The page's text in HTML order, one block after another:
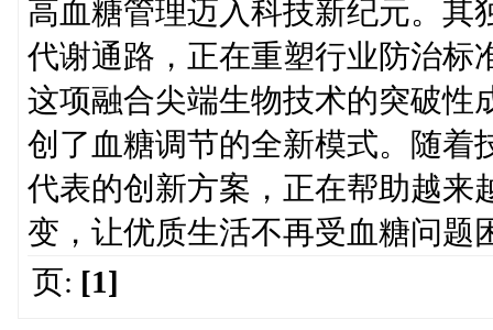
高血糖管理迈入科技新纪元。其
代谢通路，正在重塑行业防治标
这项融合尖端生物技术的突破性
创了血糖调节的全新模式。随着
代表的创新方案，正在帮助越来
变，让优质生活不再受血糖问题
页: [1]